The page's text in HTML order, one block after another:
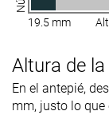
19.5 mm
Altura de
En el antepié,
mm, justo lo